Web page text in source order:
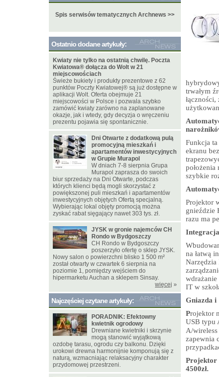
trwałym
Funkcja
ekranu
szybkie
Projektor
gnieździe
razu ma
na łatwą
wdrażanie
IT w
Gniazda i
Projektor
USB typu
A/
zapewnia
Projektor
4500zł.
Spis serwisów tematycznych Archnews >>
Ostatnio dodane artykuły:
Kwiaty nie tylko na ostatnią chwilę. Poczta
Kwiatowa® dołącza do Wolt w 21
miejscowościach
Świeże bukiety i produkty prezentowe z 62
punktów Poczty Kwiatowej® są już dostępne w
aplikacji Wolt. Oferta obejmuje 21
miejscowości w Polsce i pozwala szybko
zamówić kwiaty zarówno na zaplanowane
okazje, jak i wtedy, gdy decyzja o wręczeniu
prezentu pojawia się spontanicznie.
Dni Otwarte z dodatkową pulą
promocyjną mieszkań i
apartamentów inwestycyjnych
w Grupie Murapol
W dniach 7-8 sierpnia Grupa
Murapol zaprasza do swoich
biur sprzedaży na Dni Otwarte, podczas
których klienci będą mogli skorzystać z
powiększonej puli mieszkań i apartamentów
inwestycyjnych objętych Ofertą specjalną.
Wybierając lokal objęty promocją można
zyskać rabat sięgający nawet 303 tys. zł.
JYSK w gronie najemców CH
Rondo w Bydgoszczy
CH Rondo w Bydgoszczy
poszerzyło ofertę o sklep JYSK.
Nowy salon o powierzchni blisko 1 500 m²
został otwarty w czwartek 6 sierpnia na
poziomie 1, pomiędzy wejściem do
hipermarketu Auchan a sklepem Sinsay.
więcej »
Najczęściej czytane artykuły:
PORADNIK: Efektowny
kwietnik ogrodowy
Drewniane kwietniki i skrzynie
mogą stanowić wyjątkową
ozdobę tarasu, ogrodu czy balkonu. Dzięki
urokowi drewna harmonijnie komponują się z
naturą, wzmacniając relaksacyjny charakter
przydomowej przestrzeni.